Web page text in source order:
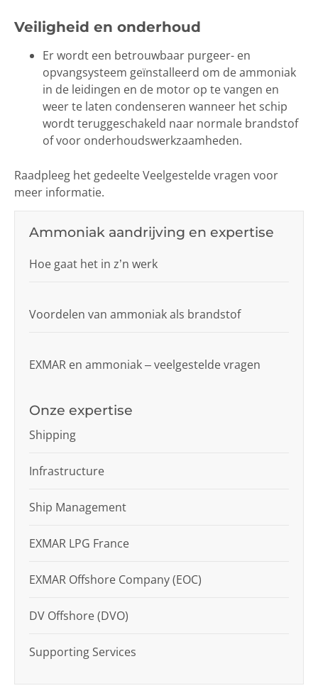
Ammoniak aandrijving en expertise
Hoe gaat het in z’n werk
Voordelen van ammoniak als brandstof
EXMAR en ammoniak – veelgestelde vragen
Onze expertise
Shipping
Infrastructure
Ship Management
EXMAR LPG France
EXMAR Offshore Company (EOC)
DV Offshore (DVO)
Supporting Services
Veiligheid en onderhoud
Er wordt een betrouwbaar purgeer- en
opvangsysteem geïnstalleerd om de ammoniak
in de leidingen en de motor op te vangen en
weer te laten condenseren wanneer het schip
wordt teruggeschakeld naar normale brandstof
of voor onderhoudswerkzaamheden.
Raadpleeg het gedeelte Veelgestelde vragen voor
meer informatie.